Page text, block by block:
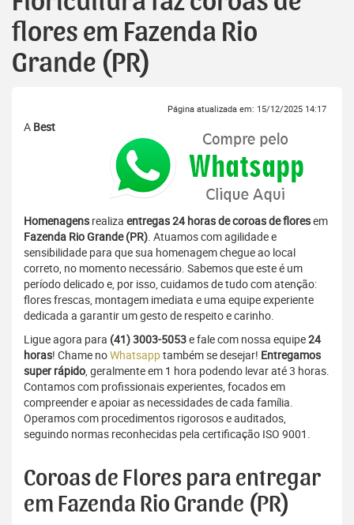
flores em Fazenda Rio
Grande (PR)
Página atualizada em: 15/12/2025 14:17
A Best
Homenagens realiza entregas 24 horas de coroas de floresem
Fazenda Rio Grande (PR). Atuamos com agilidade e
sensibilidade para que sua homenagem chegue ao local
correto, no momento necessário. Sabemos que este é um
período delicado e, por isso, cuidamos de tudo com atenção:
flores frescas, montagem imediata e uma equipe experiente
dedicada a garantir um gesto de respeito e carinho.
Ligue agora para (41) 3003-5053e fale com nossa equipe24
horas! Chame noWhatsapptambém se desejar! Entregamos
super rápido, geralmente em 1 hora podendo levar até 3 horas.
Contamos com profissionais experientes, focados em
compreender e apoiar as necessidades de cada família.
Operamos com procedimentos rigorosos e auditados,
seguindo normas reconhecidas pela certificação ISO 9001.
Coroas de Flores para entregar
em Fazenda Rio Grande (PR)